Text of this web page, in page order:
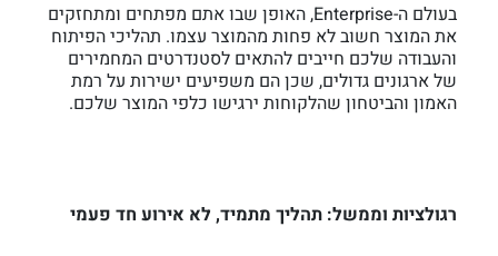
בעולם ה-Enterprise, האופן שבו אתם מפתחים ומתחזקים
את המוצר חשוב לא פחות מהמוצר עצמו. תהליכי הפיתוח
והעבודה שלכם חייבים להתאים לסטנדרטים המחמירים
של ארגונים גדולים, שכן הם משפיעים ישירות על רמת
האמון והביטחון שהלקוחות ירגישו כלפי המוצר שלכם.
רגולציות וממשל: תהליך מתמיד, לא אירוע חד פעמי